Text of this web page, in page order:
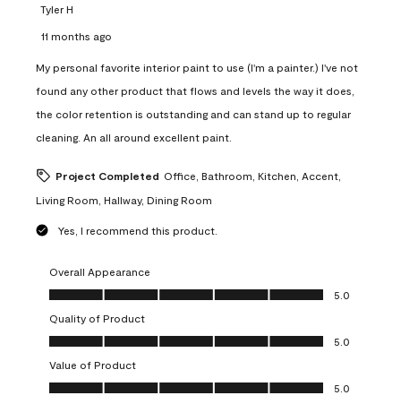
Tyler H
11 months ago
My personal favorite interior paint to use (I'm a painter.) I've not
found any other product that flows and levels the way it does,
the color retention is outstanding and can stand up to regular
cleaning. An all around excellent paint.
Project Completed Office, Bathroom, Kitchen, Accent,
Living Room, Hallway, Dining Room
Yes, I recommend this product.
Overall Appearance
Overall Appearance, 5.0 out of 5
5.0
Quality of Product
Quality of Product, 5.0 out of 5
5.0
Value of Product
Value of Product, 5.0 out of 5
5.0